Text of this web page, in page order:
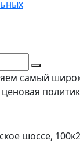
самый
ценовая
шоссе, 100к2